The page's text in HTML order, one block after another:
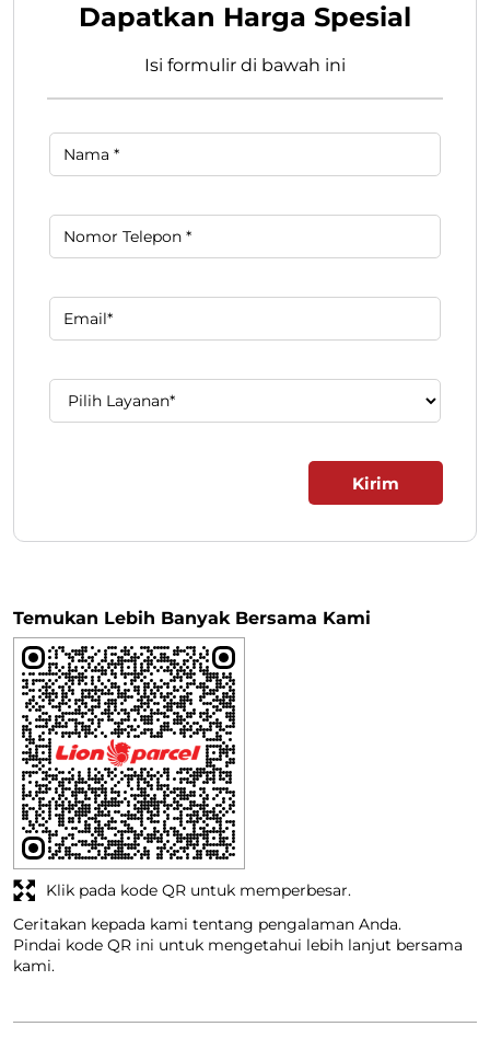
Dapatkan Harga Spesial
Isi formulir di bawah ini
Temukan Lebih Banyak Bersama Kami
Ceritakan kepada kami tentang pengalaman Anda.
Pindai kode QR ini untuk mengetahui lebih lanjut bersama
kami.
Klik pada kode QR untuk memperbesar.